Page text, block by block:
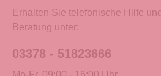
Erhalten Sie telefonische Hilfe und
Beratung unter:
03378 - 51823666